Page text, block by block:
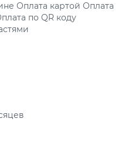
Оплата картой Оплата
по QR коду